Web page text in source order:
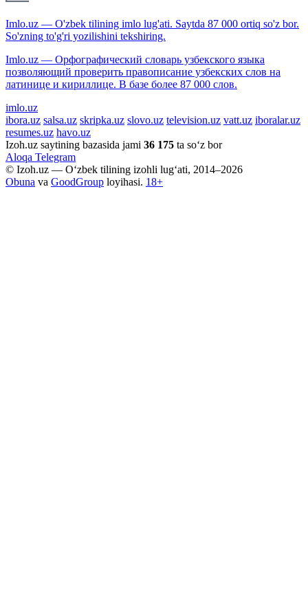
Imlo.uz — O'zbek tilining imlo lug'ati. Saytda 87 000 ortiq so'z bor.
So'zning to'g'ri yozilishini tekshiring.
Imlo.uz — Орфографический словарь узбекского языка
позволяющий проверить правописание узбекских слов на
латинице и кириллице. В базе более 87 000 слов.
imlo.uz
ibora.uz salsa.uz skripka.uz slovo.uz television.uz vatt.uz iboralar.uz
resumes.uz havo.uz
Izoh.uz saytining bazasida jami 36 175 ta so‘z bor
Aloqa Telegram
© Izoh.uz — O‘zbek tilining izohli lug‘ati, 2014–2026
Obuna va GoodGroup loyihasi. 18+